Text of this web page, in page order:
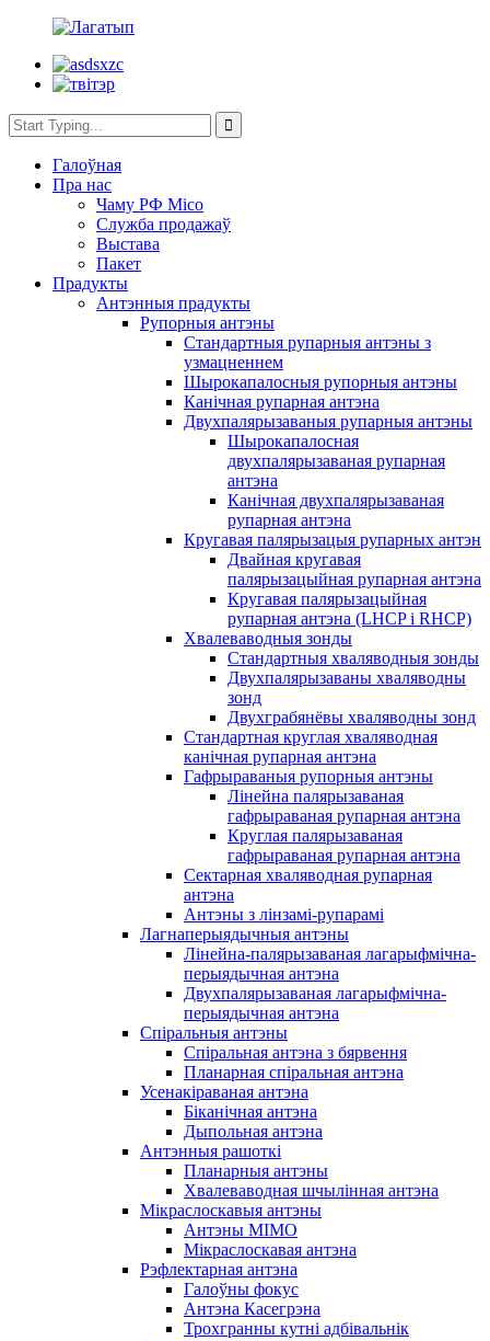
Галоўная
Пра нас
Чаму РФ Місо
Служба продажаў
Выстава
Пакет
Прадукты
Антэнныя прадукты
Рупорныя антэны
Стандартныя рупарныя антэны з
узмацненнем
Шырокапалосныя рупорныя антэны
Канічная рупарная антэна
Двухпалярызаваныя рупарныя антэны
Шырокапалосная
двухпалярызаваная рупарная
антэна
Канічная двухпалярызаваная
рупарная антэна
Кругавая палярызацыя рупарных антэн
Двайная кругавая
палярызацыйная рупарная антэна
Кругавая палярызацыйная
рупарная антэна (LHCP і RHCP)
Хвалеваводныя зонды
Стандартныя хваляводныя зонды
Двухпалярызаваны хваляводны
зонд
Двухграбянёвы хваляводны зонд
Стандартная круглая хваляводная
канічная рупарная антэна
Гафрыраваныя рупорныя антэны
Лінейна палярызаваная
гафрыраваная рупарная антэна
Круглая палярызаваная
гафрыраваная рупарная антэна
Сектарная хваляводная рупарная
антэна
Антэны з лінзамі-рупарамі
Лагнаперыядычныя антэны
Лінейна-палярызаваная лагарыфмічна-
перыядычная антэна
Двухпалярызаваная лагарыфмічна-
перыядычная антэна
Спіральныя антэны
Спіральная антэна з бярвення
Планарная спіральная антэна
Усенакіраваная антэна
Біканічная антэна
Дыпольная антэна
Антэнныя рашоткі
Планарныя антэны
Хвалеваводная шчылінная антэна
Мікраслоскавыя антэны
Антэны MIMO
Мікраслоскавая антэна
Рэфлектарная антэна
Галоўны фокус
Антэна Касегрэна
Трохгранны кутні адбівальнік